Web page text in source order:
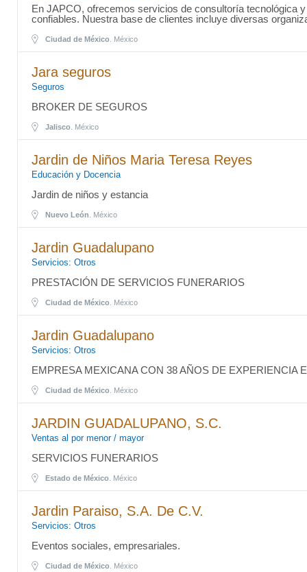
En JAPCO, ofrecemos servicios de consultoría tecnológica
confiables. Nuestra base de clientes incluye diversas
Ciudad de México . México
Jara seguros
Seguros
BROKER DE SEGUROS
Jalisco . México
Jardin de Niños Maria Teresa Reyes
Educación y Docencia
Jardin de niños y estancia
Nuevo León . México
Jardin Guadalupano
Servicios: Otros
PRESTACIÓN DE SERVICIOS FUNERARIOS
Ciudad de México . México
Jardin Guadalupano
Servicios: Otros
EMPRESA MEXICANA CON 38 AÑOS DE EXPERIENCIA
Ciudad de México . México
JARDIN GUADALUPANO, S.C.
Ventas al por menor / mayor
SERVICIOS FUNERARIOS
Estado de México . México
Jardin Paraiso, S.A. De C.V.
Servicios: Otros
Eventos sociales, empresariales.
Ciudad de México . México